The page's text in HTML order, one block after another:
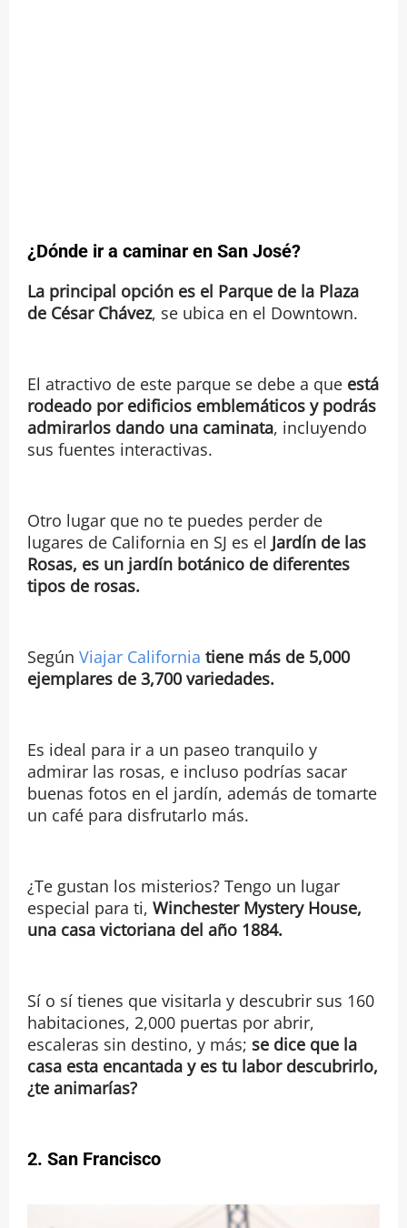
¿Dónde ir a caminar en San José?
La principal opción es el Parque de la Plaza
de César Chávez, se ubica en el Downtown.
El atractivo de este parque se debe a que está
rodeado por edificios emblemáticos y podrás
admirarlos dando una caminata, incluyendo
sus fuentes interactivas.
Otro lugar que no te puedes perder de
lugares de California en SJ es el Jardín de las
Rosas, es un jardín botánico de diferentes
tipos de rosas.
Según Viajar California tiene más de 5,000
ejemplares de 3,700 variedades.
Es ideal para ir a un paseo tranquilo y
admirar las rosas, e incluso podrías sacar
buenas fotos en el jardín, además de tomarte
un café para disfrutarlo más.
¿Te gustan los misterios? Tengo un lugar
especial para ti, Winchester Mystery House,
una casa victoriana del año 1884.
Sí o sí tienes que visitarla y descubrir sus 160
habitaciones, 2,000 puertas por abrir,
escaleras sin destino, y más; se dice que la
casa esta encantada y es tu labor descubrirlo,
¿te animarías?
2. San Francisco